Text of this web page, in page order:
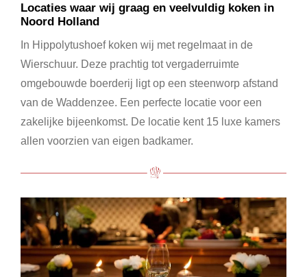
Locaties waar wij graag en veelvuldig koken in
Noord Holland
In Hippolytushoef koken wij met regelmaat in de
Wierschuur. Deze prachtig tot vergaderruimte
omgebouwde boerderij ligt op een steenworp afstand
van de Waddenzee. Een perfecte locatie voor een
zakelijke bijeenkomst. De locatie kent 15 luxe kamers
allen voorzien van eigen badkamer.